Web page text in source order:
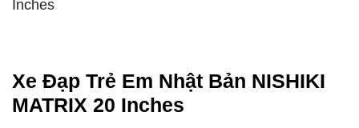
1965
Inches
Xe Đạp Trẻ Em Nhật Bản NISHIKI
MATRIX 20 Inches